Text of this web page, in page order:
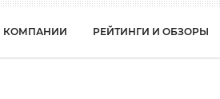
КОМПАНИИ РЕЙТИНГИ И ОБЗОРЫ